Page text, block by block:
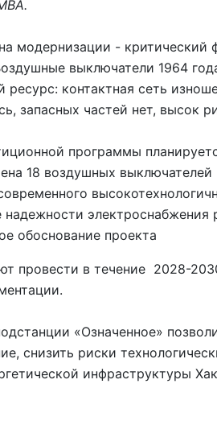
модернизации - критический
выключатели 1964
ресурс: контактная сеть
запасных частей нет, высок
программы
18 воздушных выключателей
электроснабжения
обоснование проекта
провести в течение 2028-
«Означенное»
снизить риски
инфраструктуры